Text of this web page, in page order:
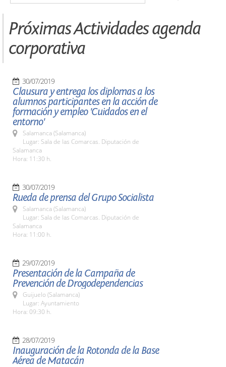
Próximas Actividades agenda
corporativa
30/07/2019
Clausura y entrega los diplomas a los
alumnos participantes en la acción de
formación y empleo 'Cuidados en el
entorno'
Salamanca (Salamanca)
Lugar: Sala de las Comarcas. Diputación de
Salamanca
Hora: 11:30 h.
30/07/2019
Rueda de prensa del Grupo Socialista
Salamanca (Salamanca)
Lugar: Sala de las Comarcas. Diputación de
Salamanca
Hora: 11:00 h.
29/07/2019
Presentación de la Campaña de
Prevención de Drogodependencias
Guijuelo (Salamanca)
Lugar: Ayuntamiento
Hora: 09:30 h.
28/07/2019
Inauguración de la Rotonda de la Base
Aérea de Matacán